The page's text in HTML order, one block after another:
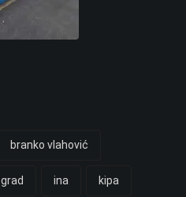
branko vlahović
grad ina kipa